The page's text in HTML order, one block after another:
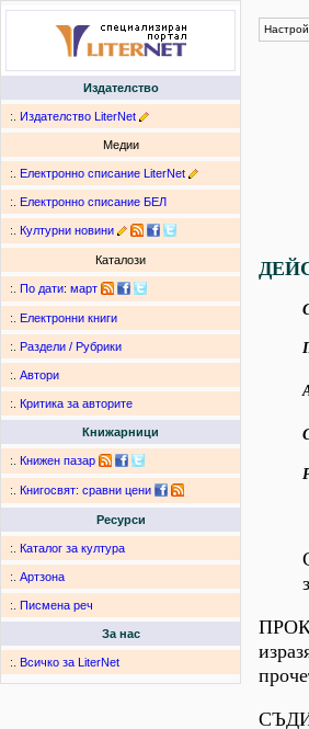
Издателство
:. Издателство LiterNet
Медии
:. Електронно списание LiterNet
:. Електронно списание БЕЛ
:. Културни новини
Каталози
:. По дати: март
:. Електронни книги
:. Раздели / Рубрики
:. Автори
:. Критика за авторите
Книжарници
:. Книжен пазар
:. Книгосвят: сравни цени
Ресурси
:. Каталог за култура
:. Артзона
:. Писмена реч
За нас
:. Всичко за LiterNet